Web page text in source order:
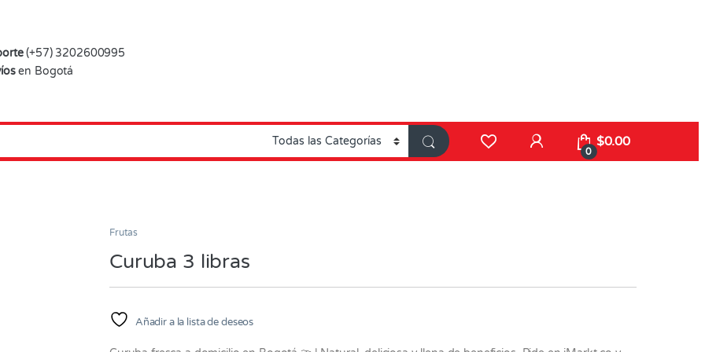
(+57) 3202600995
en Bogotá
0
$0.00
Frutas
Curuba 3 libras
Añadir a la lista de deseos